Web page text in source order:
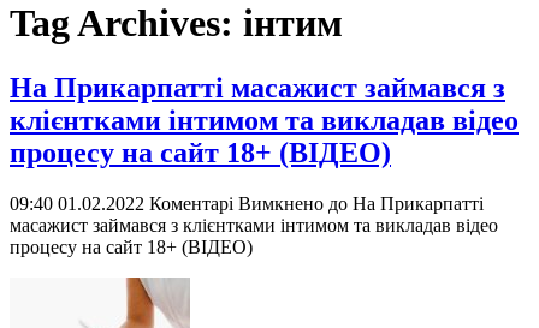
Tag Archives: інтим
На Прикарпатті масажист займався з
клієнтками інтимом та викладав відео
процесу на сайт 18+ (ВІДЕО)
09:40 01.02.2022 Коментарі Вимкнено до На Прикарпатті
масажист займався з клієнтками інтимом та викладав відео
процесу на сайт 18+ (ВІДЕО)